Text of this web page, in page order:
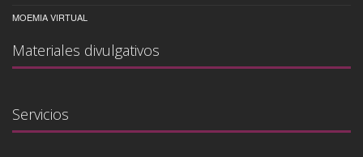
MOEMIA VIRTUAL
Materiales divulgativos
Servicios